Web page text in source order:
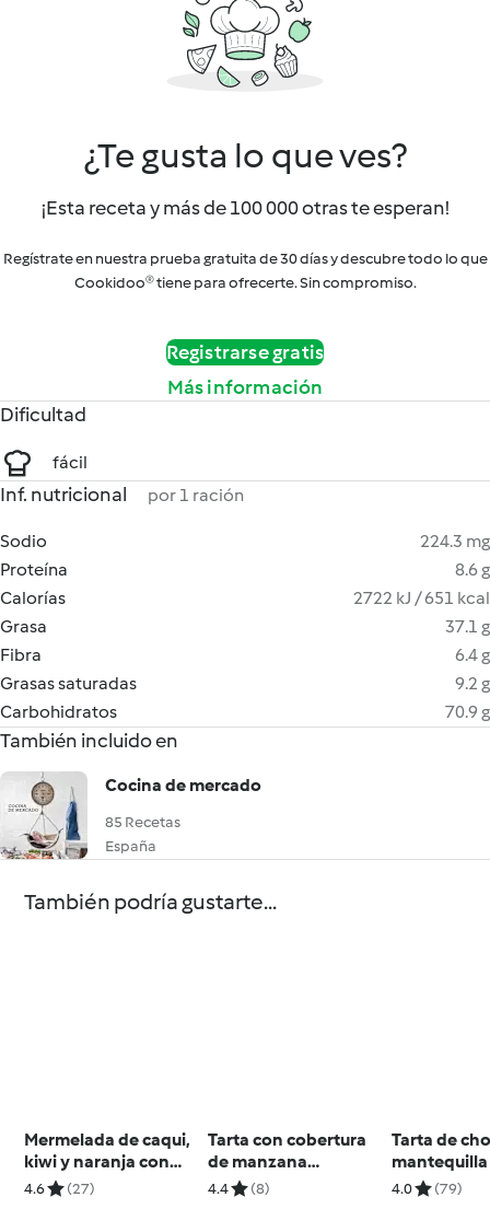
¿Te gusta lo que ves?
¡Esta receta y más de 100 000 otras te esperan!
Regístrate en nuestra prueba gratuita de 30 días y descubre todo lo que
Cookidoo® tiene para ofrecerte. Sin compromiso.
Registrarse gratis
Más información
Dificultad
fácil
Inf. nutricional por 1 ración
Sodio
224.3 mg
Proteína
8.6 g
Calorías
2722 kJ / 651 kcal
Grasa
37.1 g
Fibra
6.4 g
Grasas saturadas
9.2 g
Carbohidratos
70.9 g
También incluido en
Cocina de mercado
85 Recetas
España
También podría gustarte...
Mermelada de caqui,
kiwi y naranja con
jengibre
4.6 (27)
Tarta con cobertura
de manzana
laminada
4.4 (8)
Tarta de
4.0 (79)